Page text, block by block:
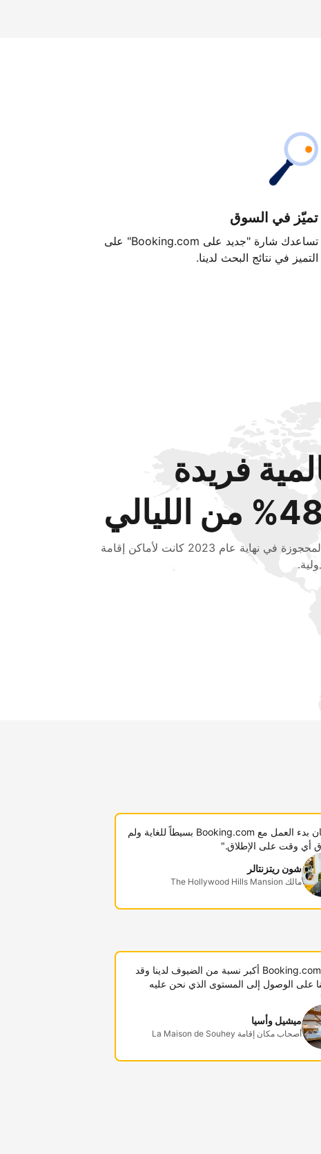
تميّز في السوق
تساعدك شارة "جديد على Booking.com" على
التميز في نتائج البحث لدينا.
فريدة
من الليالي
المحجوزة في نهاية عام 2023 كانت لأماكن إقامة
"لقد كان بدء العمل مع Booking.com بسيطاً للغاية ولم
أي وقت على الإطلاق."
شون ريتزنتالر
مالك The Hollywood Hills Mansion
"توفر Booking.com أكبر نسبة من الضيوف لدينا وقد
على الوصول إلى المستوى الذي نحن عليه
ميشيل وأسيا
أصحاب مكان إقامة La Maison de Souhey